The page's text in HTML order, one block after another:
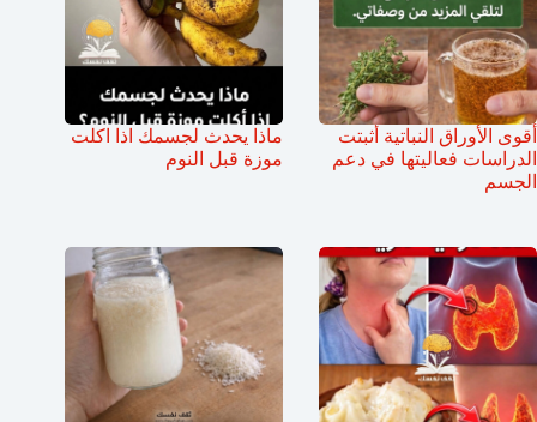
أقوى الأوراق النباتية أثبتت
الدراسات فعاليتها في دعم
الجسم
ماذا يحدث لجسمك اذا اكلت
موزة قبل النوم